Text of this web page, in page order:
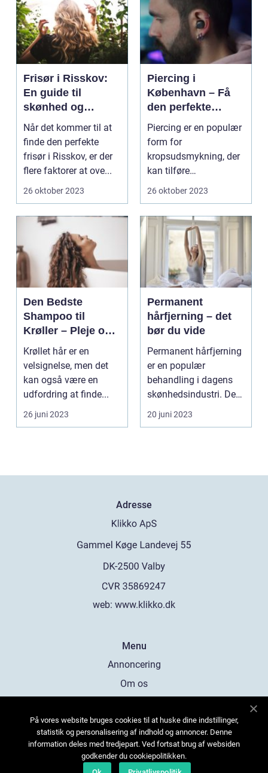
Frisør i Risskov:
En guide til
skønhed og
velvære
Når det kommer til at
finde den perfekte
frisør i Risskov, er der
flere faktorer at ove...
26 oktober 2023
Piercing i
København – Få
den perfekte
kropsudsmykning
Piercing er en populær
form for
kropsudsmykning, der
kan tilføre
personlighed og stil til
26 oktober 2023
Den Bedste
Shampoo til
Krøller – Pleje og
Definition til Dine
Smukke Lokker
Krøllet hår er en
velsignelse, men det
kan også være en
udfordring at finde...
26 juni 2023
Permanent
hårfjerning – det
bør du vide
Permanent hårfjerning
er en populær
behandling i dagens
skønhedsindustri. De
fles...
20 juni 2023
Adresse
web: www.klikko.dk
Menu
Annoncering
Om os
Kontakt os
Sitemap
På vores website bruges cookies til at huske dine indstillinger,
statistik og personalisering af indhold og annoncer. Denne
information deles med tredjepart. Ved fortsat brug af websiden
godkender du cookiepolitikken.